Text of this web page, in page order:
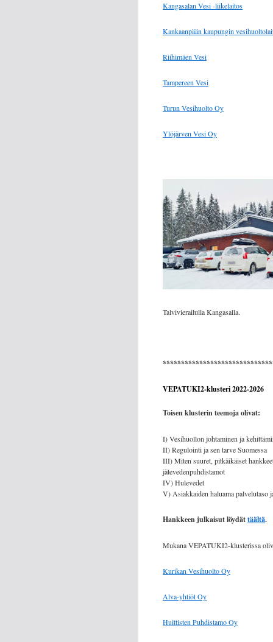
Kangasalan Vesi -liikelaitos
Kankaanpään kaupungin
Riihimäen Vesi
Tampereen Vesi
Turun Vesihuolto Oy
Ylöjärven Vesi Oy
Talvivierailulla Kangasalla.
VEPATUKI2-klusteri 2022-2026
Toisen klusterin teemoja olivat:
I) Vesihuollon johtaminen ja
II) Regulointi ja sen tarve Suomessa
III) Miten suuret, pitkäikäiset
jätevedenpuhdistamot
IV) Hulevedet
V) Asiakkaiden haluama palvelutaso
Hankkeen julkaisut löydättäältä.
Mukana VEPATUKI2-klusterissa
Kurikan Vesihuolto Oy
Alva-yhtiöt Oy
Huittisten Puhdistamo Oy